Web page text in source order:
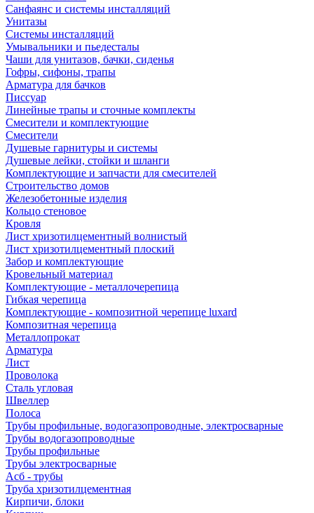
Санфаянс и системы инсталляций
Унитазы
Системы инсталляций
Умывальники и пьедесталы
Чаши для унитазов, бачки, сиденья
Гофры, сифоны, трапы
Арматура для бачков
Писсуар
Линейные трапы и сточные комплекты
Смесители и комплектующие
Смесители
Душевые гарнитуры и системы
Душевые лейки, стойки и шланги
Комплектующие и запчасти для смесителей
Строительство домов
Железобетонные изделия
Кольцо стеновое
Кровля
Лист хризотилцементный волнистый
Лист хризотилцементный плоский
Забор и комплектующие
Кровельный материал
Комплектующие - металлочерепица
Гибкая черепица
Комплектующие - композитной черепице luxard
Композитная черепица
Металлопрокат
Арматура
Лист
Проволока
Сталь угловая
Швеллер
Полоса
Трубы профильные, водогазопроводные, электросварные
Трубы водогазопроводные
Трубы профильные
Трубы электросварные
Асб - трубы
Труба хризотилцементная
Кирпичи, блоки